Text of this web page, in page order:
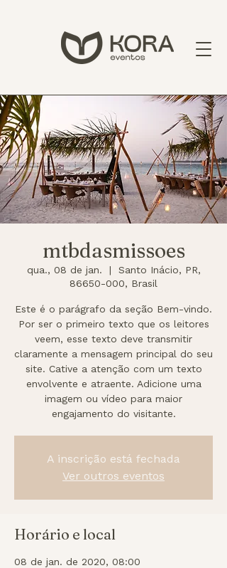
mtbdasmissoes
qua., 08 de jan.
  |
Santo Inácio, PR,
86650-000, Brasil
Este é o parágrafo da seção Bem-vindo.
Por ser o primeiro texto que os leitores
veem, esse texto deve transmitir
claramente a mensagem principal do seu
site. Cative a atenção com um texto
envolvente e atraente. Adicione uma
imagem ou vídeo para maior
engajamento do visitante.
A inscrição está fechada
Ver outros eventos
Horário e local
08 de jan. de 2020, 08:00